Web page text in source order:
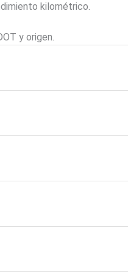
kilométrico.
y origen.